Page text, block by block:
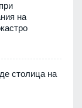
на
столица на